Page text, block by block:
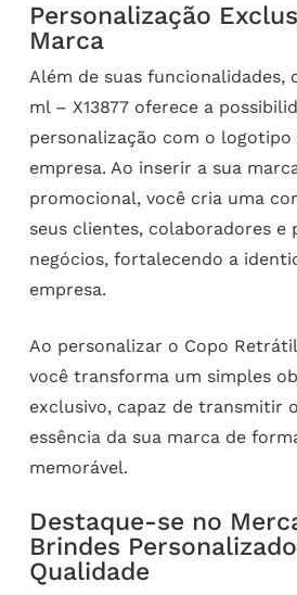
Personalização
Marca
Além de suas funcionalidades,
ml – X13877 oferece a
personalização com o logotipo
empresa. Ao inserir a sua
promocional, você cria uma
seus clientes, colaboradores e
negócios, fortalecendo a
empresa.
Ao personalizar o Copo Retrátil
você transforma um simples
exclusivo, capaz de transmitir
essência da sua marca de
memorável.
Destaque-se no
Brindes
Qualidade